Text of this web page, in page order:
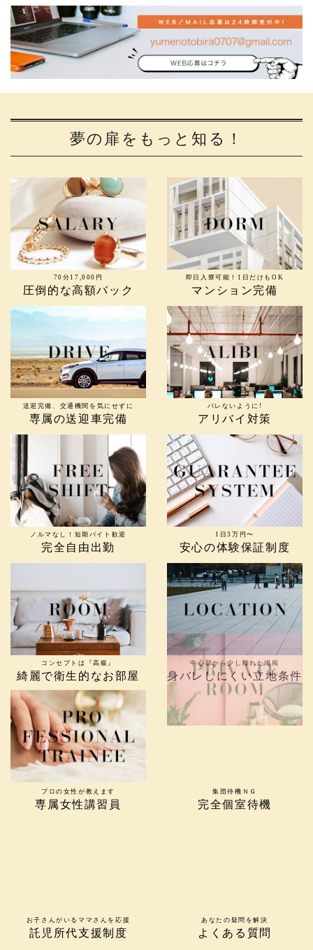
夢の扉をもっと知る！
70分17,000円
圧倒的な高額バック
即日入寮可能！1日だけもOK
マンション完備
送迎完備、交通機関を気にせずに
専属の送迎車完備
バレないように!
アリバイ対策
ノルマなし！短期バイト歓迎
完全自由出勤
1日3万円〜
安心の体験保証制度
コンセプトは『高級』
綺麗で衛生的なお部屋
中心部から少し離れた場所
身バレしにくい立地条件
プロの女性が教えます
専属女性講習員
集団待機ＮＧ
完全個室待機
お子さんがいるママさんを応援
託児所代支援制度
あなたの疑問を解決
よくある質問